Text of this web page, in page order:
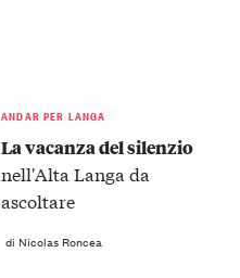
ANDAR PER LANGA
La vacanza del silenzio
nell'Alta Langa da
ascoltare
di Nicolas Roncea